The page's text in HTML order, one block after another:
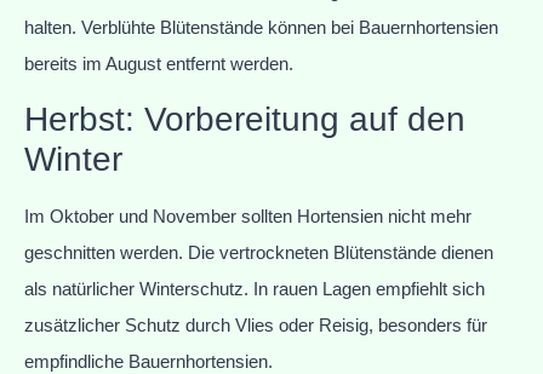
halten. Verblühte Blütenstände können bei Bauernhortensien
bereits im August entfernt werden.
Herbst: Vorbereitung auf den
Winter
Im Oktober und November sollten Hortensien nicht mehr
geschnitten werden. Die vertrockneten Blütenstände dienen
als natürlicher Winterschutz. In rauen Lagen empfiehlt sich
zusätzlicher Schutz durch Vlies oder Reisig, besonders für
empfindliche Bauernhortensien.